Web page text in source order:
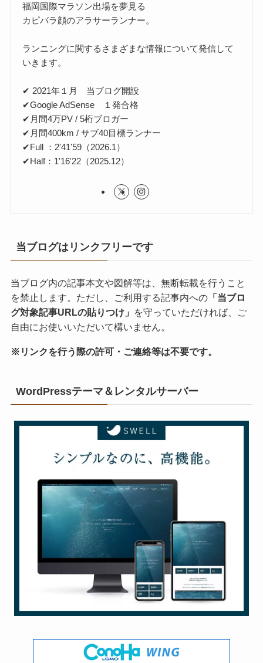
福岡国際マラソン出場を夢見る
カピバラ顔のアラサーランナー。
ランニングに関するさまざまな情報について発信して
いきます。
✔ 2021年１月 当ブログ開設
✔Google AdSense １発合格
✔月間4万PV / 5桁ブロガー
✔月間400km / サブ40目標ランナー
✔Full ：2'41'59（2026.1）
✔Half：1'16'22（2025.12）
当ブログはリンクフリーです
当ブログ内の記事本文や図解等は、無断転載を行うこと
を禁止します。ただし、ご利用する記事内への「当ブロ
グ対象記事URLの貼りつけ」
を守っていただければ、ご
自由にお使いいただいて構いません。
※リンクを行う際の許可・ご連絡等は不要です。
WordPressテーマ＆レンタルサーバー